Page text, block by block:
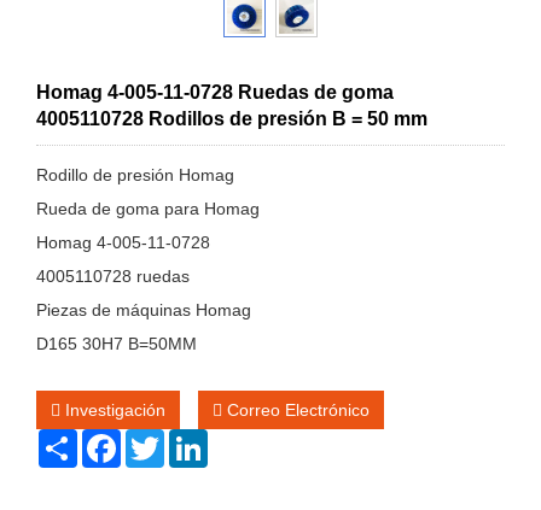
Homag 4-005-11-0728 Ruedas de goma
4005110728 Rodillos de presión B = 50 mm
Rodillo de presión Homag
Rueda de goma para Homag
Homag 4-005-11-0728
4005110728 ruedas
Piezas de máquinas Homag
D165 30H7 B=50MM
Investigación
Correo Electrónico
Share FacebookTwitter